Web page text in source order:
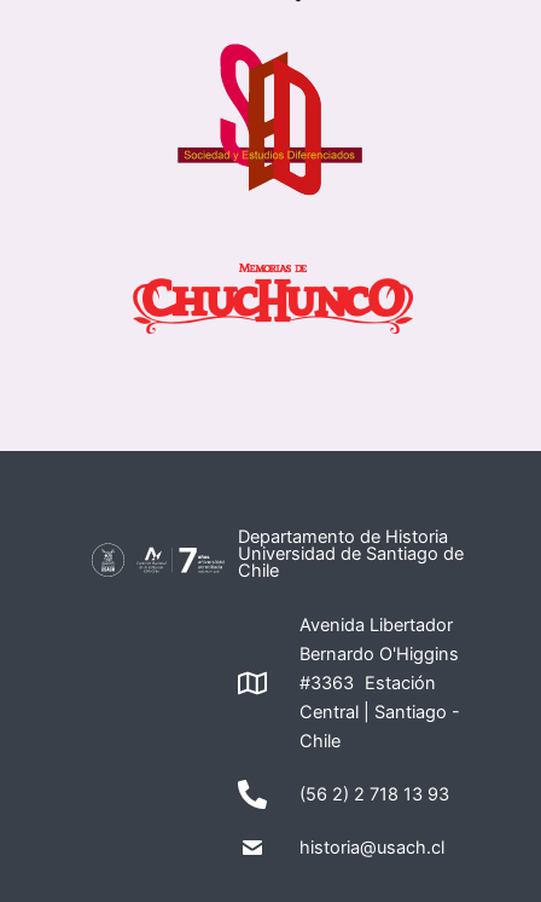
Departamento de Historia
Universidad de Santiago de
Chile
Avenida Libertador
Bernardo O'Higgins
#3363 Estación
Central | Santiago -
Chile
(56 2) 2 718 13 93
historia@usach.cl